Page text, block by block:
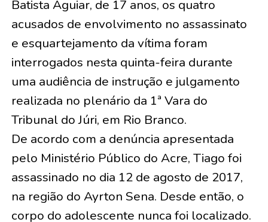
Batista Aguiar, de 17 anos, os quatro
acusados de envolvimento no assassinato
e esquartejamento da vítima foram
interrogados nesta quinta-feira durante
uma audiência de instrução e julgamento
realizada no plenário da 1ª Vara do
Tribunal do Júri, em Rio Branco.
De acordo com a denúncia apresentada
pelo Ministério Público do Acre, Tiago foi
assassinado no dia 12 de agosto de 2017,
na região do Ayrton Sena. Desde então, o
corpo do adolescente nunca foi localizado.